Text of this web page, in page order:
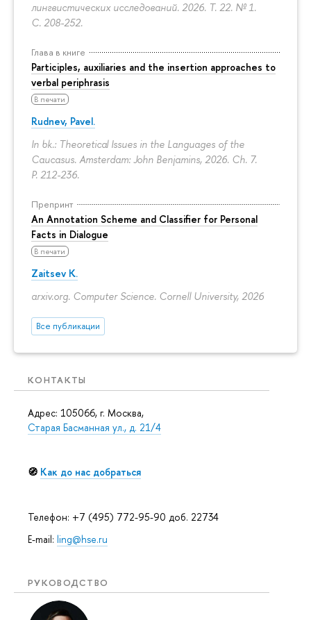
лингвистических исследований. 2026. Т. 22. № 1.
С. 208-252.
Глава в книге
Participles, auxiliaries and the insertion approaches to
verbal periphrasis
В печати
Rudnev, Pavel.
In bk.: Theoretical Issues in the Languages of the
Caucasus. Amsterdam: John Benjamins, 2026. Ch. 7.
P. 212-236.
Препринт
An Annotation Scheme and Classifier for Personal
Facts in Dialogue
В печати
Zaitsev K.
arxiv.org. Computer Science. Cornell University, 2026
Все публикации
КОНТАКТЫ
Адрес: 105066, г. Москва,
Старая Басманная ул., д. 21/4
🧭 Как до нас добраться
Телефон: +7 (495) 772-95-90 доб. 22734
E-mail: ling@hse.ru
РУКОВОДСТВО